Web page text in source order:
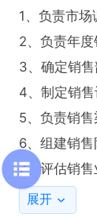
1、负责市场
2、负责年度
3、确定销售
4、制定销售
5、负责销售
6、组建销售
7、评估销售
展开